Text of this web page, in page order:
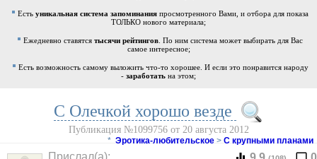
Есть уникальная система запоминания просмотренного Вами, и отбора для показа
ТОЛЬКО нового материала;
Ежедневно ставятся тысячи рейтингов . По ним система может выбирать для Вас
самое интересное;
Есть возможность самому выложить что-то хорошее. И если это понравится народу
- заработать на этом;
С Олечкой хорошо везде
Публикация №1099756 от 20 августа 2012
* Эротика-любительское > С крупными планами
Прислал(a):